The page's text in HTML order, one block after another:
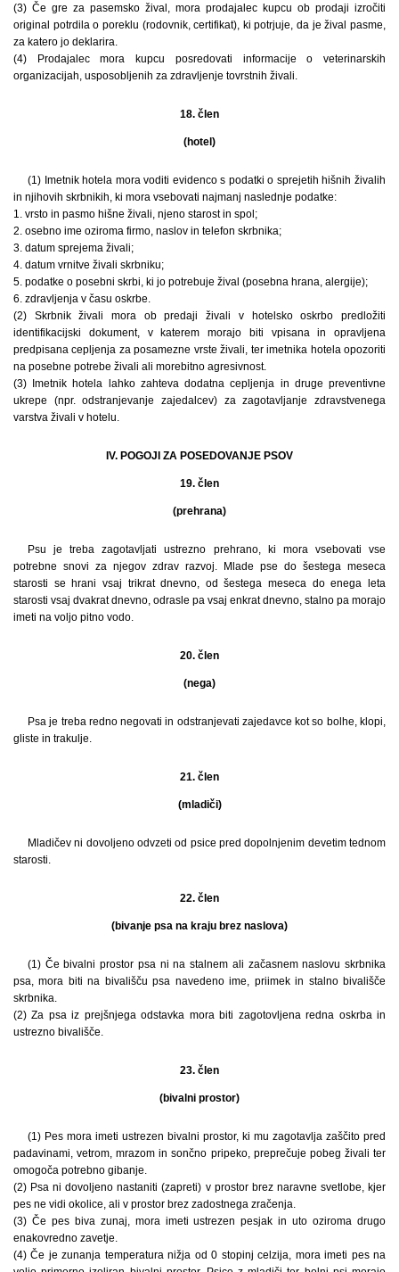
(3) Če gre za pasemsko žival, mora prodajalec kupcu ob prodaji izročiti
original potrdila o poreklu (rodovnik, certifikat), ki potrjuje, da je žival pasme,
za katero jo deklarira.
(4) Prodajalec mora kupcu posredovati informacije o veterinarskih
organizacijah, usposobljenih za zdravljenje tovrstnih živali.
18. člen
(hotel)
(1) Imetnik hotela mora voditi evidenco s podatki o sprejetih hišnih živalih
in njihovih skrbnikih, ki mora vsebovati najmanj naslednje podatke:
1. vrsto in pasmo hišne živali, njeno starost in spol;
2. osebno ime oziroma firmo, naslov in telefon skrbnika;
3. datum sprejema živali;
4. datum vrnitve živali skrbniku;
5. podatke o posebni skrbi, ki jo potrebuje žival (posebna hrana, alergije);
6. zdravljenja v času oskrbe.
(2) Skrbnik živali mora ob predaji živali v hotelsko oskrbo predložiti
identifikacijski dokument, v katerem morajo biti vpisana in opravljena
predpisana cepljenja za posamezne vrste živali, ter imetnika hotela opozoriti
na posebne potrebe živali ali morebitno agresivnost.
(3) Imetnik hotela lahko zahteva dodatna cepljenja in druge preventivne
ukrepe (npr. odstranjevanje zajedalcev) za zagotavljanje zdravstvenega
varstva živali v hotelu.
IV. POGOJI ZA POSEDOVANJE PSOV
19. člen
(prehrana)
Psu je treba zagotavljati ustrezno prehrano, ki mora vsebovati vse
potrebne snovi za njegov zdrav razvoj. Mlade pse do šestega meseca
starosti se hrani vsaj trikrat dnevno, od šestega meseca do enega leta
starosti vsaj dvakrat dnevno, odrasle pa vsaj enkrat dnevno, stalno pa morajo
imeti na voljo pitno vodo.
20. člen
(nega)
Psa je treba redno negovati in odstranjevati zajedavce kot so bolhe, klopi,
gliste in trakulje.
21. člen
(mladiči)
Mladičev ni dovoljeno odvzeti od psice pred dopolnjenim devetim tednom
starosti.
22. člen
(bivanje psa na kraju brez naslova)
(1) Če bivalni prostor psa ni na stalnem ali začasnem naslovu skrbnika
psa, mora biti na bivališču psa navedeno ime, priimek in stalno bivališče
skrbnika.
(2) Za psa iz prejšnjega odstavka mora biti zagotovljena redna oskrba in
ustrezno bivališče.
23. člen
(bivalni prostor)
(1) Pes mora imeti ustrezen bivalni prostor, ki mu zagotavlja zaščito pred
padavinami, vetrom, mrazom in sončno pripeko, preprečuje pobeg živali ter
omogoča potrebno gibanje.
(2) Psa ni dovoljeno nastaniti (zapreti) v prostor brez naravne svetlobe, kjer
pes ne vidi okolice, ali v prostor brez zadostnega zračenja.
(3) Če pes biva zunaj, mora imeti ustrezen pesjak in uto oziroma drugo
enakovredno zavetje.
(4) Če je zunanja temperatura nižja od 0 stopinj celzija, mora imeti pes na